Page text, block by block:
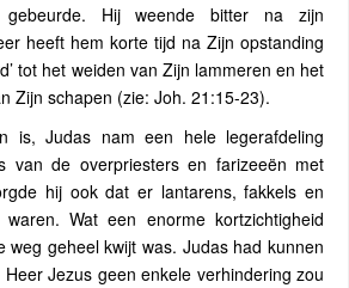
Hij weende bitter na zijn
heeft hem korte tijd na Zijn opstanding
tot het weiden van Zijn lammeren en het
Zijn schapen (zie: Joh. 21:15-23).
is, Judas nam een hele legerafdeling
van de overpriesters en farizeeën met
hij ook dat er lantarens, fakkels en
Wat een enorme kortzichtigheid
weg geheel kwijt was. Judas had kunnen
Jezus geen enkele verhindering zou